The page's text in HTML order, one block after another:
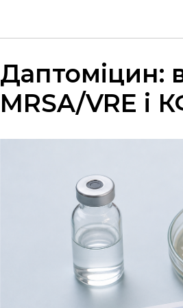
Даптоміцин:
MRSA/VRE і